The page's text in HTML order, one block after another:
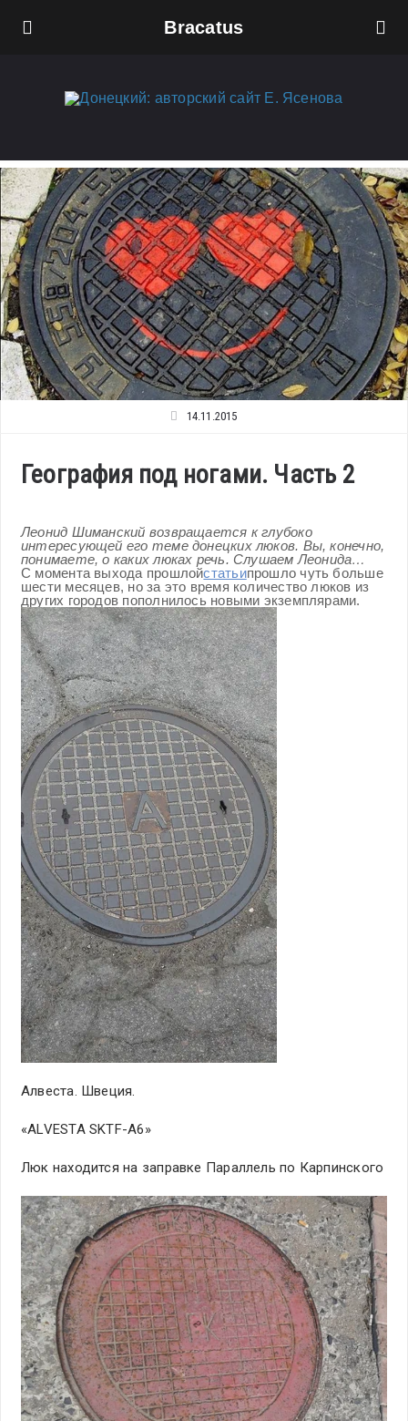
Bracatus
14.11.2015
География под ногами. Часть 2
Леонид Шиманский возвращается к глубоко
интересующей его теме донецких люков. Вы, конечно,
понимаете, о каких люках речь. Слушаем Леонида…
С момента выхода прошлойстатьипрошло чуть больше
шести месяцев, но за это время количество люков из
других городов пополнилось новыми экземплярами.
Алвеста. Швеция.
«ALVESTA SKTF-A6»
Люк находится на заправке Параллель по Карпинского